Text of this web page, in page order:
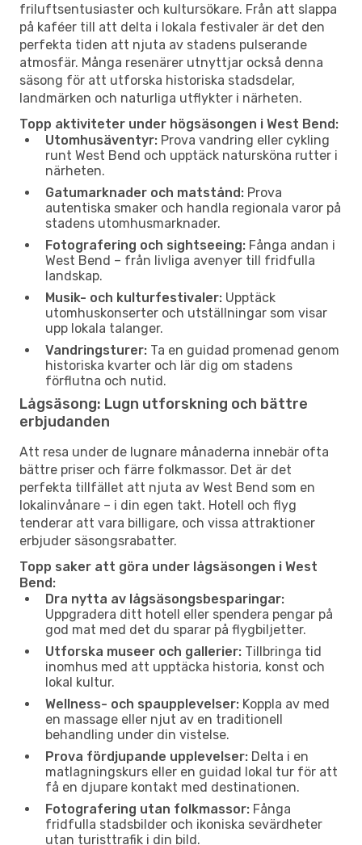
friluftsentusiaster och kultursökare. Från att slappa
på kaféer till att delta i lokala festivaler är det den
perfekta tiden att njuta av stadens pulserande
atmosfär. Många resenärer utnyttjar också denna
säsong för att utforska historiska stadsdelar,
landmärken och naturliga utflykter i närheten.
Topp aktiviteter under högsäsongen i West Bend:
Utomhusäventyr: Prova vandring eller cykling
runt West Bend och upptäck natursköna rutter i
närheten.
Gatumarknader och matstånd: Prova
autentiska smaker och handla regionala varor på
stadens utomhusmarknader.
Fotografering och sightseeing: Fånga andan i
West Bend – från livliga avenyer till fridfulla
landskap.
Musik- och kulturfestivaler: Upptäck
utomhuskonserter och utställningar som visar
upp lokala talanger.
Vandringsturer: Ta en guidad promenad genom
historiska kvarter och lär dig om stadens
förflutna och nutid.
Lågsäsong: Lugn utforskning och bättre
erbjudanden
Att resa under de lugnare månaderna innebär ofta
bättre priser och färre folkmassor. Det är det
perfekta tillfället att njuta av West Bend som en
lokalinvånare – i din egen takt. Hotell och flyg
tenderar att vara billigare, och vissa attraktioner
erbjuder säsongsrabatter.
Topp saker att göra under lågsäsongen i West
Bend:
Dra nytta av lågsäsongsbesparingar:
Uppgradera ditt hotell eller spendera pengar på
god mat med det du sparar på flygbiljetter.
Utforska museer och gallerier: Tillbringa tid
inomhus med att upptäcka historia, konst och
lokal kultur.
Wellness- och spaupplevelser: Koppla av med
en massage eller njut av en traditionell
behandling under din vistelse.
Prova fördjupande upplevelser: Delta i en
matlagningskurs eller en guidad lokal tur för att
få en djupare kontakt med destinationen.
Fotografering utan folkmassor: Fånga
fridfulla stadsbilder och ikoniska sevärdheter
utan turisttrafik i din bild.